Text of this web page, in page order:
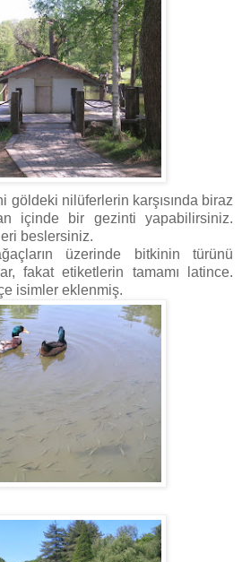
göldeki nilüferlerin karşısında biraz
içinde bir gezinti yapabilirsiniz.
beslersiniz.
üzerinde bitkinin türünü
fakat etiketlerin tamamı latince.
isimler eklenmiş.